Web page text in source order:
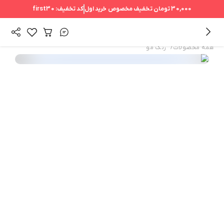
30,000 تومان تخفیف مخصوص خرید اول کد تخفیف: first30
همه محصولات/ رنگ مو